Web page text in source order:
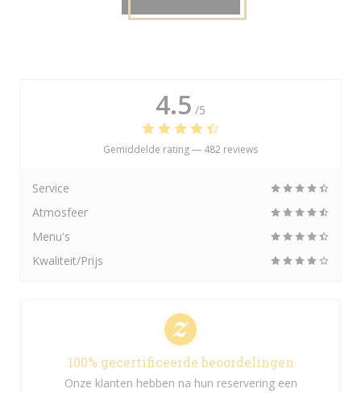
4.5 /5
Gemiddelde rating — 482 reviews
Service
Atmosfeer
Menu's
Kwaliteit/Prijs
100% gecertificeerde beoordelingen
Onze klanten hebben na hun reservering een